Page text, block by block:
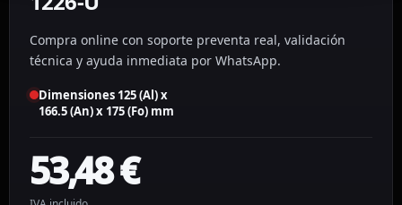
Compra online con soporte preventa real, validación
técnica y ayuda inmediata por WhatsApp.
Dimensiones 125 (Al) x
166.5 (An) x 175 (Fo) mm
53,48€